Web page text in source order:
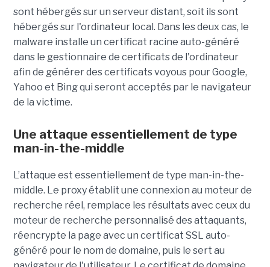
sont hébergés sur un serveur distant, soit ils sont
hébergés sur l'ordinateur local. Dans les deux cas, le
malware installe un certificat racine auto-généré
dans le gestionnaire de certificats de l'ordinateur
afin de générer des certificats voyous pour Google,
Yahoo et Bing qui seront acceptés par le navigateur
de la victime.
Une attaque essentiellement de type
man-in-the-middle
L’attaque est essentiellement de type man-in-the-
middle. Le proxy établit une connexion au moteur de
recherche réel, remplace les résultats avec ceux du
moteur de recherche personnalisé des attaquants,
réencrypte la page avec un certificat SSL auto-
généré pour le nom de domaine, puis le sert au